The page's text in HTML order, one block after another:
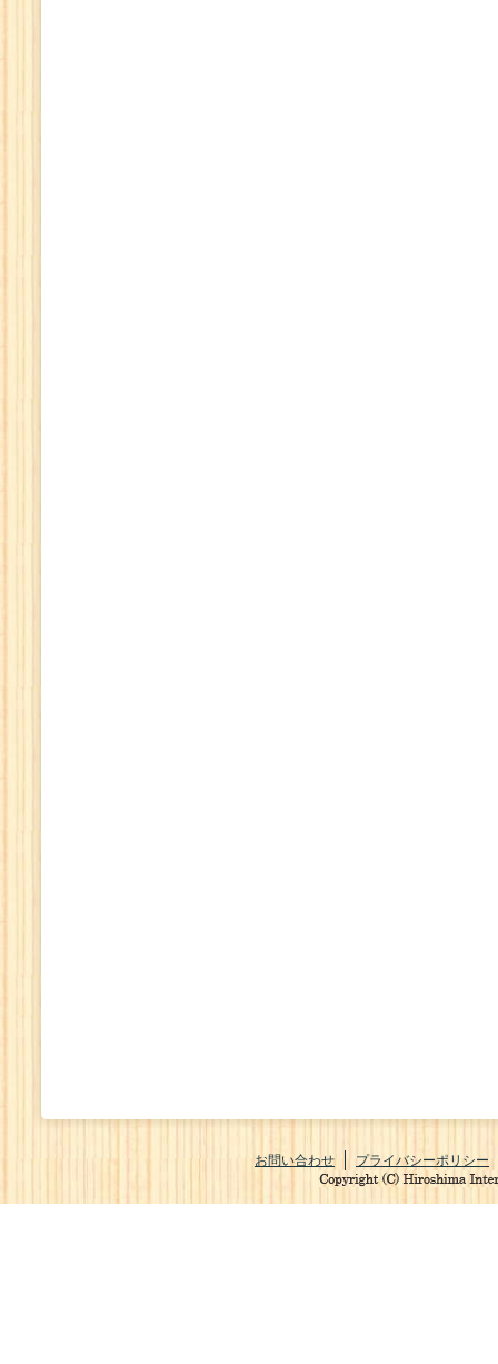
お問い合わせ プライバシーポリシー